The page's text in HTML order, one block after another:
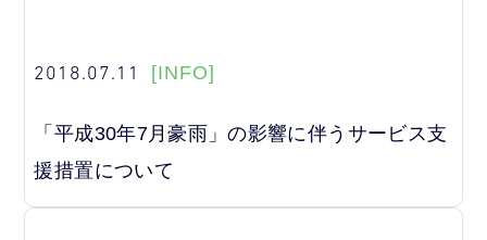
2018.07.11 [INFO]
「平成30年7月豪雨」の影響に伴うサービス支
援措置について